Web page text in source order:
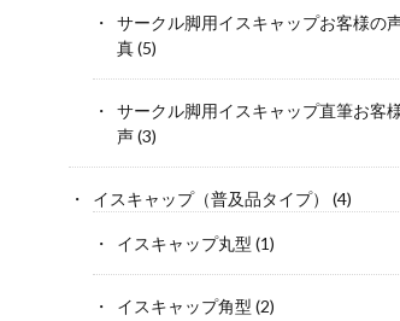
サークル脚用イスキャップお客様の
真(5)
サークル脚用イスキャップ直筆お客
声(3)
イスキャップ（普及品タイプ） (4)
イスキャップ丸型 (1)
イスキャップ角型 (2)